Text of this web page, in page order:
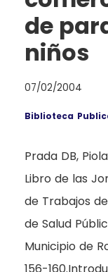
de
niños
07/02/2004
Biblioteca
Prada DB,
Libro de las
de Trabajos
de Salud
Municipio de
156-